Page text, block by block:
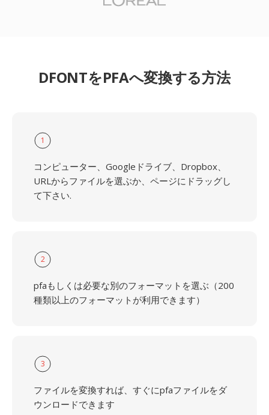
DFONTをPFAへ変換する方法
1
コンピューター、Googleドライブ、Dropbox、
URLからファイルを選ぶか、ページにドラッグし
て下さい.
2
pfaもしくは必要な別のフォーマットを選ぶ（200
種類以上のフォーマットが利用できます）
3
ファイルを変換すれば、すぐにpfaファイルをダ
ウンロードできます